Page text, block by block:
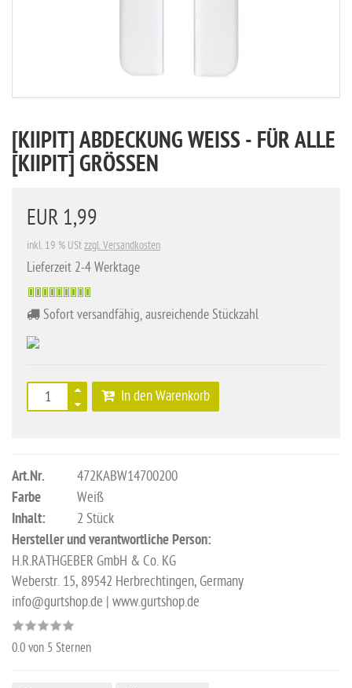
[KIIPIT] ABDECKUNG WEISS - FÜR ALLE [
KIIPIT] GRÖSSEN
EUR 1,99
inkl. 19 % UStzzgl. Versandkosten
Lieferzeit 2-4 Werktage
Sofort versandfähig, ausreichende Stückzahl
In den Warenkorb
Art.Nr. 472KABW14700200
Farbe Weiß
Inhalt: 2 Stück
Hersteller und verantwortliche Person:
H.R.RATHGEBER GmbH & Co. KG
Weberstr. 15, 89542 Herbrechtingen, Germany
info@gurtshop.de | www.gurtshop.de
0.0 von 5 Sternen